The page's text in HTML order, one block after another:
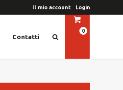
Il mio account Login
Contatti
0